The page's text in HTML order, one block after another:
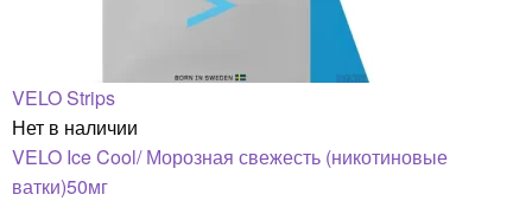
VELO Strips
Нет в наличии
VELO Ice Cool/ Морозная свежесть (никотиновые
ватки)50мг